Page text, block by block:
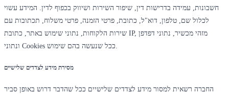
חשבונות, עמידה בדרישות דין, שיפור השירות ושיווק בכפוף לדין. המידע עשוי
לכלול שם, טלפון, דוא"ל, כתובת, פרטי הזמנה, פרטי משלוח, תכתובות עם
שירות הלקוחות, נתוני שימוש באתר, כתובת IP, מזהי מכשיר, נתוני דפדפן
ונתוני Cookies ככל שנעשה בהם שימוש.
מסירת מידע לצדדים שלישיים
החברה רשאית למסור מידע לצדדים שלישיים ככל שהדבר דרוש באופן סביר